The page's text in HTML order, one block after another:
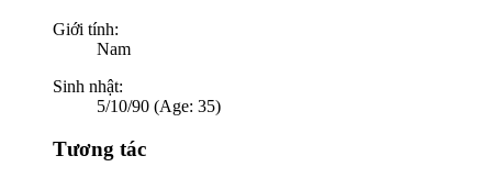
Giới tính:
Nam
Sinh nhật:
5/10/90 (Age: 35)
Tương tác